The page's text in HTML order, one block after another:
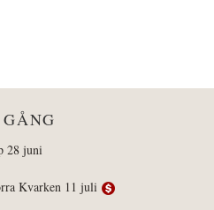
28 juni
Kvarken 11 juli